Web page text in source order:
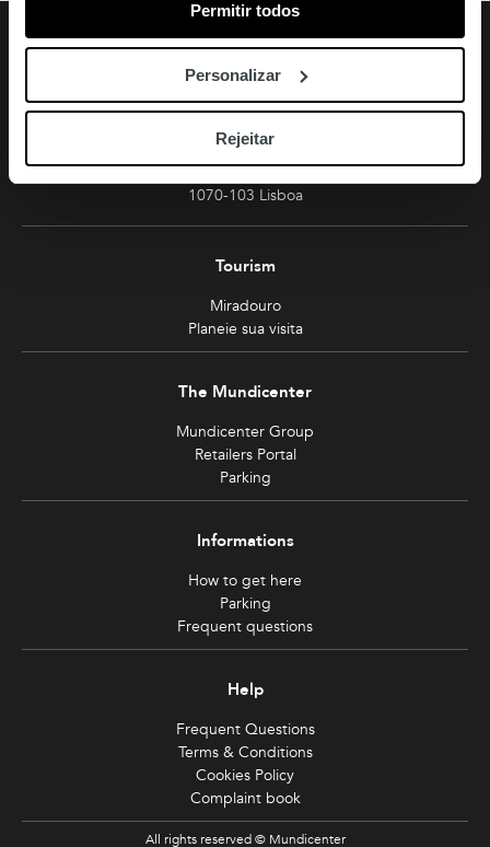
Permitir todos
Personalizar
Rejeitar
FacebookInstagram
Amoreiras
amoreiras-shopping@mundicenter.pt
Av. Eng. Duarte Pacheco
1070-103 Lisboa
Tourism
Miradouro
Planeie sua visita
The Mundicenter
Mundicenter Group
Retailers Portal
Parking
Informations
How to get here
Parking
Frequent questions
Help
Frequent Questions
Terms & Conditions
Cookies Policy
Complaint book
All rights reserved © Mundicenter